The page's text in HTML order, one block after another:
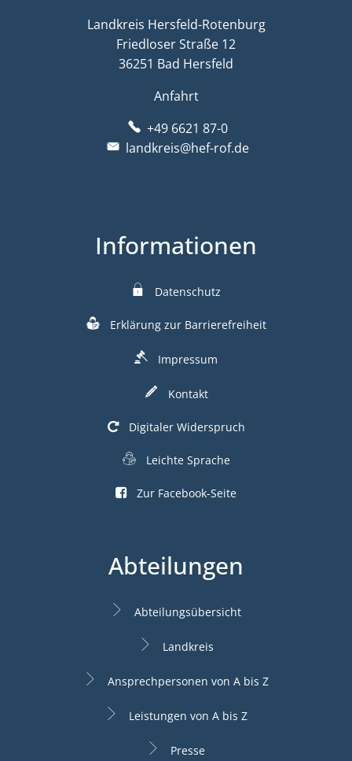
Landkreis Hersfeld-Rotenburg
Friedloser Straße 12
36251 Bad Hersfeld
Anfahrt
+49 6621 87-0
landkreis@hef-rof.de
Informationen
Datenschutz
Erklärung zur Barrierefreiheit
Impressum
Kontakt
Digitaler Widerspruch
Leichte Sprache
Zur Facebook-Seite
Abteilungen
Abteilungsübersicht
Landkreis
Ansprechpersonen von A bis Z
Leistungen von A bis Z
Presse